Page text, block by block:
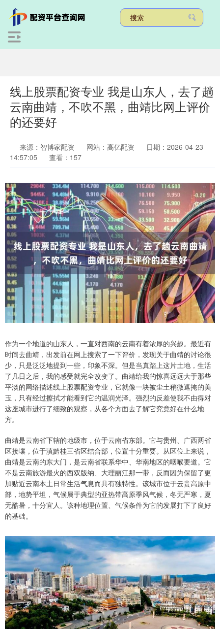
线上股票配资专业 我是山东人，去了趟
云南曲靖，不吹不黑，曲靖比网上评价
的还要好
来源：智博家配资 网站：高亿配资
日期：2026-04-23
14:57:05
查看：157
作为一个地道的山东人，一直对西南的云南有着浓厚的兴趣。最近有
时间去曲靖，出发前在网上搜索了一下评价，发现关于曲靖的讨论很
少，只是泛泛地提到一些，印象不深。但是当真踏上这片土地，生活
了几日之后，我的感受就完全改变了。曲靖给我的惊喜远远大于那些
平淡的网络描述线上股票配资专业，它就像一块被尘土稍微遮掩的美
玉，只有经过擦拭才能看到它的温润光泽。强烈的反差使我不由得对
这座城市进行了细致的观察，从各个方面去了解它究竟好在什么地
方。
曲靖是云南省下辖的地级市，位于云南省东部。它与贵州、广西两省
区接壤，位于滇黔桂三省区结合部，位置十分重要。从区位上来说，
曲靖是云南的东大门，是云南省联系华中、华南地区的咽喉要道。它
不是云南旅游最火的西双版纳、大理丽江那一带，反而因为保留了更
加贴近云南本土日常生活气息而具有独特性。该城市位于云贵高原中
部，地势平坦，气候属于典型的亚热带高原季风气候，冬无严寒，夏
无酷暑，十分宜人。该种地理位置、气候条件为它的发展打下了良好
的基础。